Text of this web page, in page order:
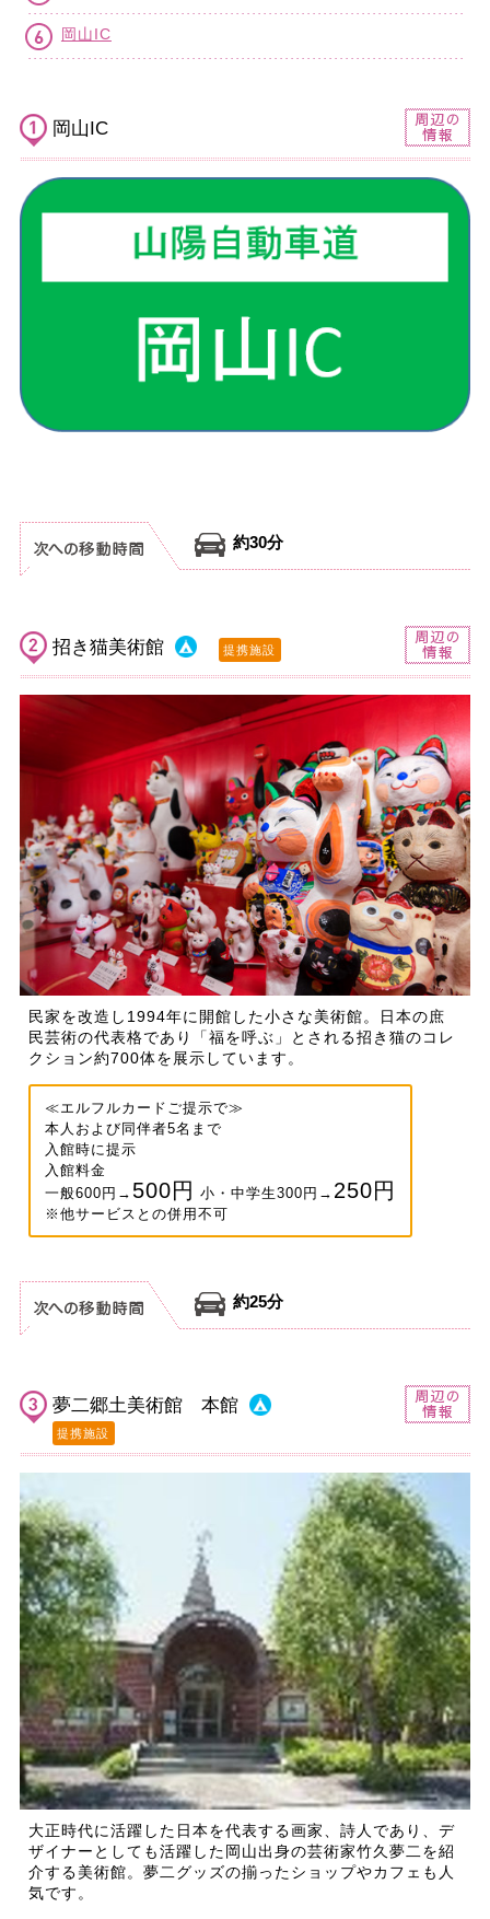
岡山IC
岡山IC
約30分
招き猫美術館 提携施設
民家を改造し1994年に開館した小さな美術館。日本の庶
民芸術の代表格であり「福を呼ぶ」とされる招き猫のコレ
クション約700体を展示しています。
≪エルフルカードご提示で≫
本人および同伴者5名まで
入館時に提示
入館料金
一般600円→ 500円 小・中学生300円→ 250円
※他サービスとの併用不可
約25分
夢二郷土美術館 本館
提携施設
大正時代に活躍した日本を代表する画家、詩人であり、デ
ザイナーとしても活躍した岡山出身の芸術家竹久夢二を紹
介する美術館。夢二グッズの揃ったショップやカフェも人
気です。